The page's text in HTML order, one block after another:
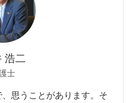
浩二
士
思うことがあります。そ